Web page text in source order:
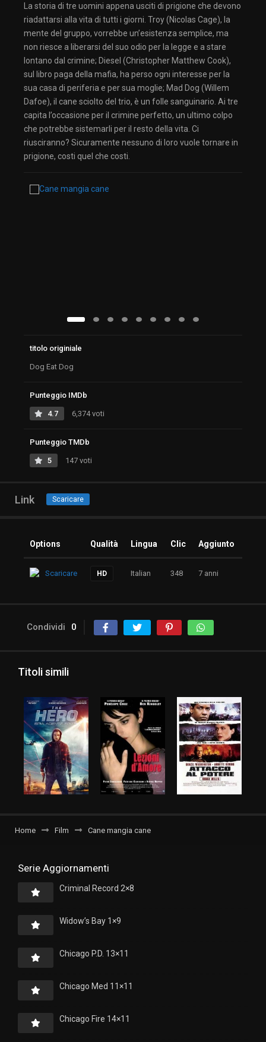
La storia di tre uomini appena usciti di prigione che devono
riadattarsi alla vita di tutti i giorni. Troy (Nicolas Cage), la
mente del gruppo, vorrebbe un’esistenza semplice, ma
non riesce a liberarsi del suo odio per la legge e a stare
lontano dal crimine; Diesel (Christopher Matthew Cook),
sul libro paga della mafia, ha perso ogni interesse per la
sua casa di periferia e per sua moglie; Mad Dog (Willem
Dafoe), il cane sciolto del trio, è un folle sanguinario. Ai tre
capita l’occasione per il crimine perfetto, un ultimo colpo
che potrebbe sistemarli per il resto della vita. Ci
riusciranno? Sicuramente nessuno di loro vuole tornare in
prigione, costi quel che costi.
titolo originiale
Dog Eat Dog
Punteggio IMDb
4.7 6,374 voti
Punteggio TMDb
5 147 voti
Link Scaricare
Options Qualità Lingua Clic Aggiunto
Scaricare HD Italian 348 7 anni
Condividi 0
Titoli simili
Home Film Cane mangia cane
Serie Aggiornamenti
Criminal Record 2×8
Widow’s Bay 1×9
Chicago P.D. 13×11
Chicago Med 11×11
Chicago Fire 14×11